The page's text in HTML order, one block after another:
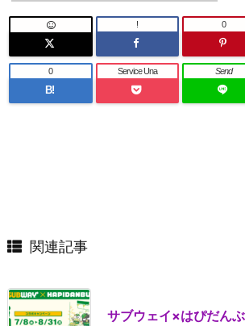
! 0
B!
0 Service Una Send
関連記事
サブウェイ×はぴだん